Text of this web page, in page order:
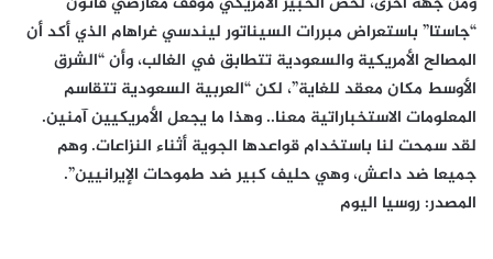
“جاستا” باستعراض مبررات السيناتور ليندسي غراهام الذي أكد أن
المصالح الأمريكية والسعودية تتطابق في الغالب، وأن “الشرق
الأوسط مكان معقد للغاية”، لكن “العربية السعودية تتقاسم
المعلومات الاستخباراتية معنا.. وهذا ما يجعل الأمريكيين آمنين.
لقد سمحت لنا باستخدام قواعدها الجوية أثناء النزاعات. وهم
جميعا ضد داعش، وهي حليف كبير ضد طموحات الإيرانيين”.
المصدر: روسيا اليوم